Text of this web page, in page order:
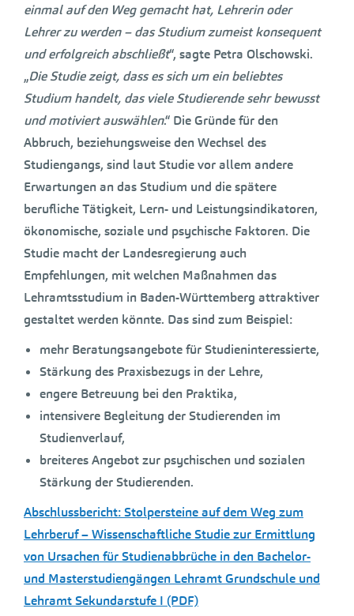
einmal auf den Weg gemacht hat, Lehrerin oder
Lehrer zu werden – das Studium zumeist konsequent
und erfolgreich abschließt“, sagte Petra Olschowski.
„Die Studie zeigt, dass es sich um ein beliebtes
Studium handelt, das viele Studierende sehr bewusst
und motiviert auswählen.“ Die Gründe für den
Abbruch, beziehungsweise den Wechsel des
Studiengangs, sind laut Studie vor allem andere
Erwartungen an das Studium und die spätere
berufliche Tätigkeit, Lern- und Leistungsindikatoren,
ökonomische, soziale und psychische Faktoren. Die
Studie macht der Landesregierung auch
Empfehlungen, mit welchen Maßnahmen das
Lehramtsstudium in Baden-Württemberg attraktiver
gestaltet werden könnte. Das sind zum Beispiel:
mehr Beratungsangebote für Studieninteressierte,
Stärkung des Praxisbezugs in der Lehre,
engere Betreuung bei den Praktika,
intensivere Begleitung der Studierenden im
Studienverlauf,
breiteres Angebot zur psychischen und sozialen
Stärkung der Studierenden.
Abschlussbericht: Stolpersteine auf dem Weg zum
Lehrberuf – Wissenschaftliche Studie zur Ermittlung
von Ursachen für Studienabbrüche in den Bachelor-
und Masterstudiengängen Lehramt Grundschule und
Lehramt Sekundarstufe I (PDF)